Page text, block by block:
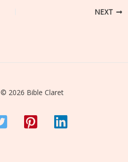
NEXT
2026 Bible Claret